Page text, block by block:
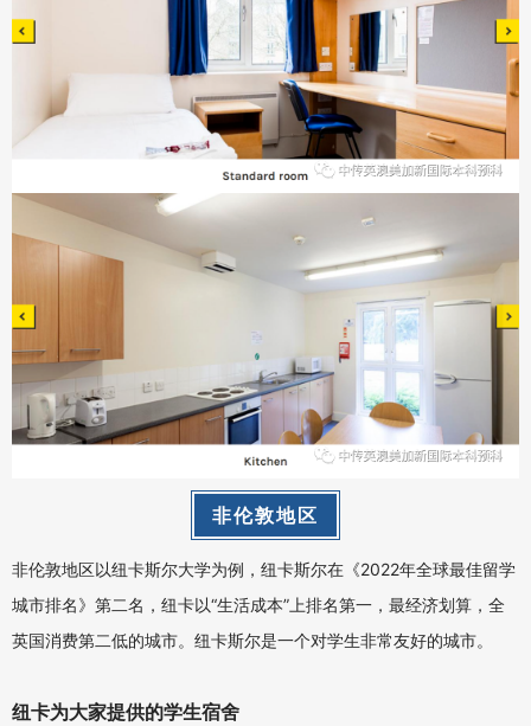
非伦敦地区
非伦敦地区以纽卡斯尔大学为例，纽卡斯尔在《2022年全球最佳留学
城市排名》第二名，纽卡以“生活成本”上排名第一，最经济划算，全
英国消费第二低的城市。纽卡斯尔是一个对学生非常友好的城市。
纽卡为大家提供的学生宿舍